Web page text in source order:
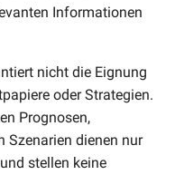
Informationen
nicht die Eignung
oder Strategien.
Prognosen,
Szenarien dienen nur
stellen keine